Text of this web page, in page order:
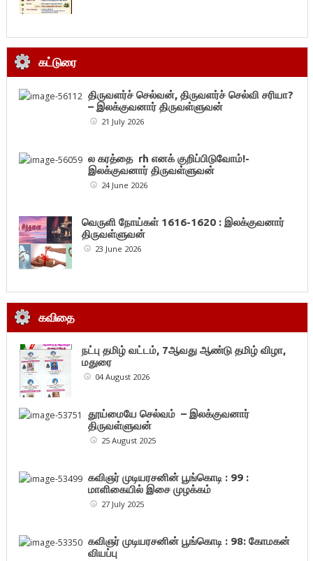
கட்டுரை
திருவளர்ச் செல்வன், திருவளர்ச் செல்வி சரியா?
– இலக்குவனார் திருவள்ளுவன்
21 July 2026
ல கரத்தை rh எனக் குறிப்பிடுவோம்!-
இலக்குவனார் திருவள்ளுவன்
24 June 2026
வெருளி நோய்கள் 1616-1620 : இலக்குவனார்
திருவள்ளுவன்
23 June 2026
கவிதை
நட்பு தமிழ் வட்டம், 7ஆவது ஆண்டு தமிழ் விழா,
மதுரை
04 August 2026
தூய்மையே செல்வம் – இலக்குவனார்
திருவள்ளுவன்
25 August 2025
கவிஞர் முடியரசனின் பூங்கொடி : 99 :
மாளிகையில் இசை முழக்கம்
27 July 2025
கவிஞர் முடியரசனின் பூங்கொடி : 98: கோமகன்
வியப்பு